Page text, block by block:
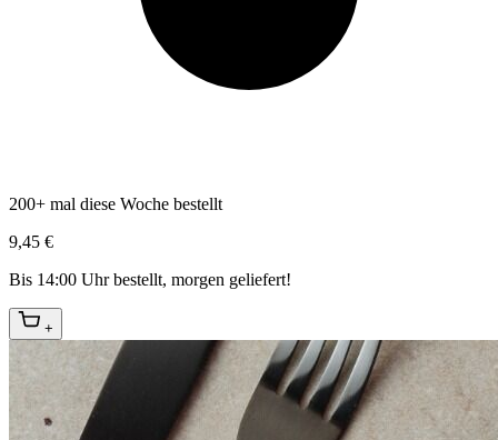
200+ mal diese Woche bestellt
9,45 €
Bis 14:00 Uhr bestellt, morgen geliefert!
+